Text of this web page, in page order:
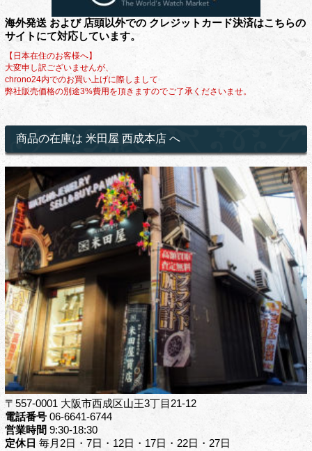
海外発送 および 店頭以外での クレジットカード決済はこちらの
サイトにて対応しています。
【日本在住のお客様へ】
大変申し訳ございませんが、
chrono24内でのお買い上げに際しまして
弊社販売価格の別途3%費用を頂きますのでご了承くださいませ。
商品の在庫は 米田屋 西成本店 へ
〒557-0001 大阪市西成区山王3丁目21-12
電話番号06-6641-6744
営業時間 9:30-18:30
定休日 毎月2日・7日・12日・17日・22日・27日